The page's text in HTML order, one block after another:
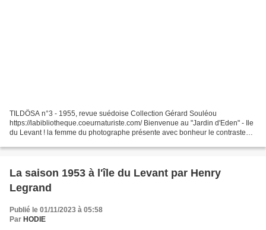
TILDÖSA n°3 - 1955, revue suédoise Collection Gérard Souléou
https://labibliotheque.coeurnaturiste.com/ Bienvenue au "Jardin d'Eden" - Ile
du Levant ! la femme du photographe présente avec bonheur le contraste
La saison 1953 à l'île du Levant par Henry
Legrand
Publié le 01/11/2023 à 05:58
Par HODIE